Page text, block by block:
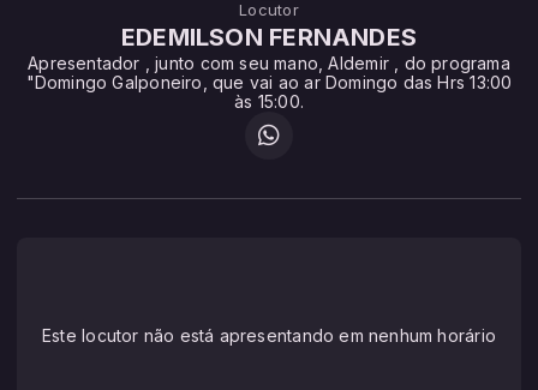
Locutor
EDEMILSON FERNANDES
Apresentador , junto com seu mano, Aldemir , do programa
"Domingo Galponeiro, que vai ao ar Domingo das Hrs 13:00
às 15:00.
Este locutor não está apresentando em nenhum horário